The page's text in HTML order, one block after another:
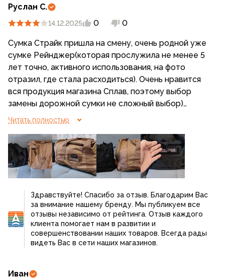
Руслан С.
14.12.2025 0 0
Сумка Страйк пришла на смену, очень родной уже
сумке Рейнджер(которая прослужила не менее 5
лет точно, активного использования, на фото
отразил, где стала расходиться). Очень нравится
вся продукция магазина Сплав, поэтому выбор
замены дорожной сумки не сложный выбор)
Почему 4 звезды - всё просто тк данный ответ не
качество и дизайны ✊
Читать полностью
Здравствуйте! Спасибо за отзыв. Благодарим Вас
за внимание нашему бренду. Мы публикуем все
отзывы независимо от рейтинга. Отзыв каждого
клиента помогает нам в развитии и
совершенствовании наших товаров. Всегда рады
видеть Вас в сети наших магазинов.
Иван